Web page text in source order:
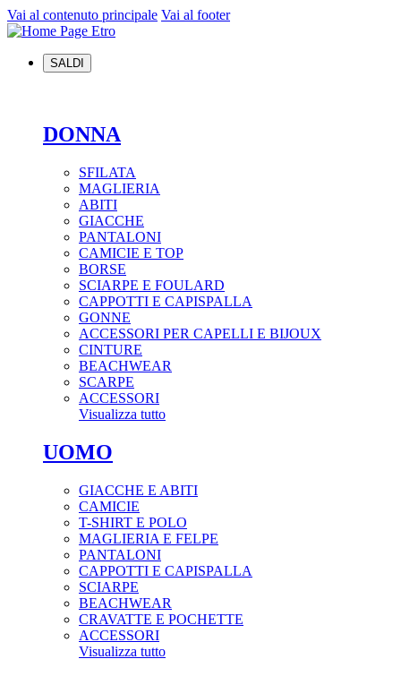
Vai al contenuto principale Vai al footer
SALDI
DONNA
SFILATA
MAGLIERIA
ABITI
GIACCHE
PANTALONI
CAMICIE E TOP
BORSE
SCIARPE E FOULARD
CAPPOTTI E CAPISPALLA
GONNE
ACCESSORI PER CAPELLI E BIJOUX
CINTURE
BEACHWEAR
SCARPE
ACCESSORI
Visualizza tutto
UOMO
GIACCHE E ABITI
CAMICIE
T-SHIRT E POLO
MAGLIERIA E FELPE
PANTALONI
CAPPOTTI E CAPISPALLA
SCIARPE
BEACHWEAR
CRAVATTE E POCHETTE
ACCESSORI
Visualizza tutto